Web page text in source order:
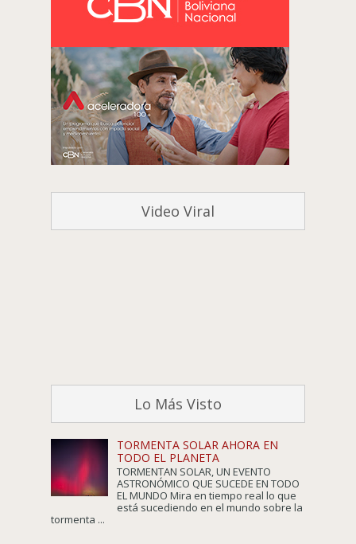
Video Viral
Lo Más Visto
TORMENTA SOLAR AHORA EN
TODO EL PLANETA
TORMENTAN SOLAR, UN EVENTO
ASTRONÓMICO QUE SUCEDE EN TODO
EL MUNDO Mira en tiempo real lo que
está sucediendo en el mundo sobre la
tormenta ...